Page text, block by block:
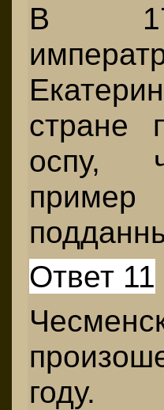
В
стране
оспу,
Ответ 11
году.